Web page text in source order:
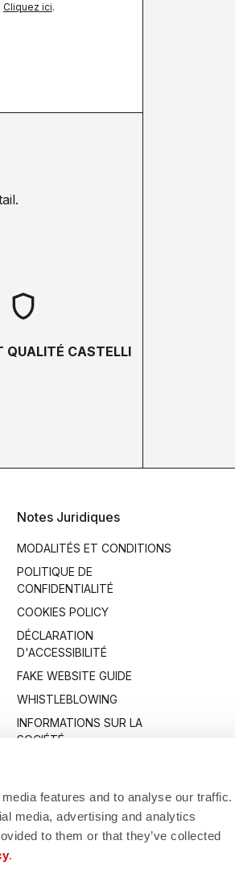
features and to analyse our traffic.
media, advertising and analytics
to them or that they’ve collected
.
Cliquez ici.
shield
QUALITÉ CASTELLI
Notes Juridiques
MODALITÉS ET CONDITIONS
POLITIQUE DE
CONFIDENTIALITÉ
COOKIES POLICY
DÉCLARATION
D'ACCESSIBILITÉ
FAKE WEBSITE GUIDE
WHISTLEBLOWING
INFORMATIONS SUR LA
SOCIÉTÉ